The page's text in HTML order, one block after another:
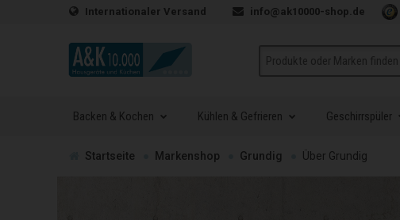
Zum Inhalt springen
Internationaler Versand info@ak10000-shop.de
Suche
Backen & Kochen Kühlen & Gefrieren Geschirrspüler
Zur
Startseite Markenshop Grundig Über Grundig